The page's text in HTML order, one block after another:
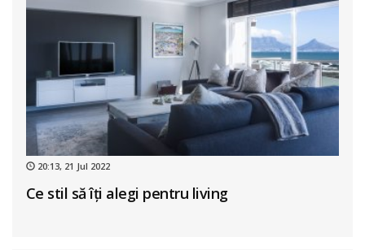
20:13, 21 Jul 2022
Ce stil să îți alegi pentru living